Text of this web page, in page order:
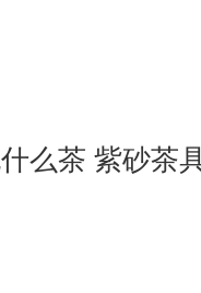
么茶 紫砂茶